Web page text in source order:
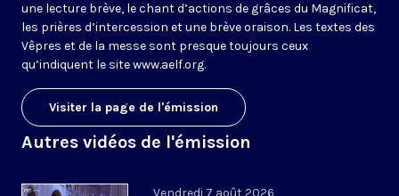
une lecture brève, le chant d’actions de grâces du Magnificat,
les prières d’intercession et une brève oraison. Les textes des
Vêpres et de la messe sont presque toujours ceux
qu’indiquent le sitewww.aelf.org.
Visiter la page de l'émission
Autres vidéos de l'émission
Vendredi 7 août 2026